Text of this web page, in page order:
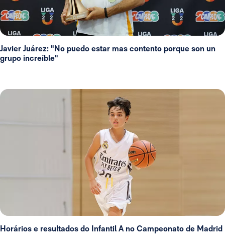
Javier Juárez: "No puedo estar mas contento porque son un
grupo increíble"
Horários e resultados do Infantil A no Campeonato de Madrid